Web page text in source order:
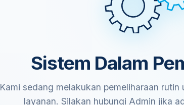
Sistem Dalam
Kami sedang melakukan pemeliharaan
layanan. Silakan hubungi Admin jika